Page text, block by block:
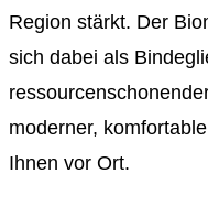
Region stärkt. Der
sich dabei als
moderner,
Ihnen vor Ort.